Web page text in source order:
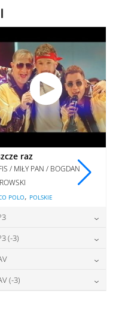
raz
/ MIŁY PAN / BOGDAN
POLO, POLSKIE
cena:
DODAJ DO KOSZYKA
(-3)
DODAJ DO KOSZYKA
cena:
(-3)